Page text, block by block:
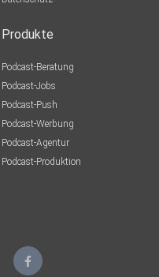
Produkte
Podcast-Beratung
Podcast-Jobs
Podcast-Push
Podcast-Werbung
Podcast-Agentur
Podcast-Produktion